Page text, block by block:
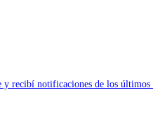
y recibí notificaciones de los últimos